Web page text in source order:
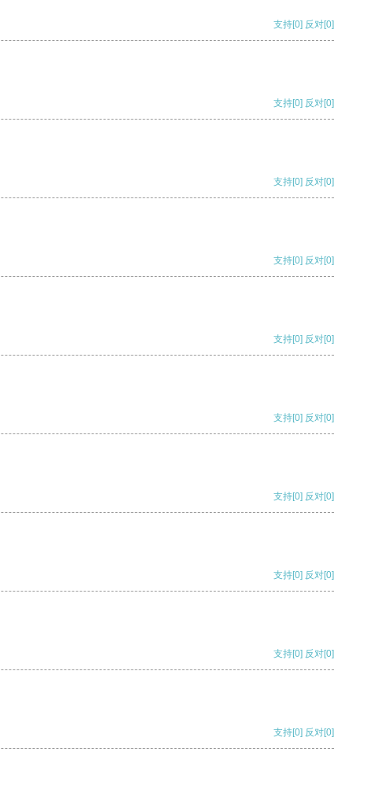
支持[0] 反对[0]
支持[0] 反对[0]
支持[0] 反对[0]
支持[0] 反对[0]
支持[0] 反对[0]
支持[0] 反对[0]
支持[0] 反对[0]
支持[0] 反对[0]
支持[0] 反对[0]
支持[0] 反对[0]